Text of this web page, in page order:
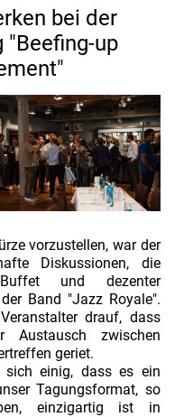
bei der
up
vorzustellen, war der
Diskussionen, die
und dezenter
Band "Jazz Royale".
drauf, dass
Austausch zwischen
geriet.
sich einig, dass es ein
Tagungsformat, so
einzigartig ist in